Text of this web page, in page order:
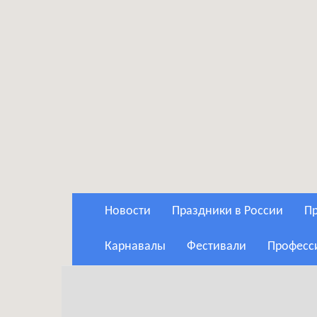
Новости Праздники в России
Карнавалы Фестивали